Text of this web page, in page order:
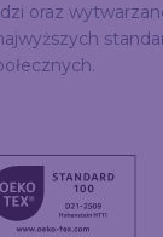
oraz